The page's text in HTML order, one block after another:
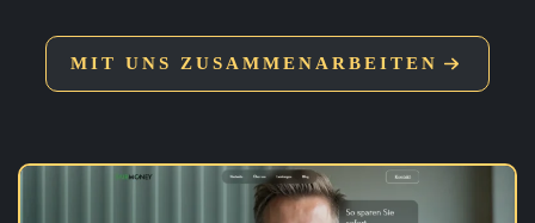
MIT UNS ZUSAMMENARBEITEN